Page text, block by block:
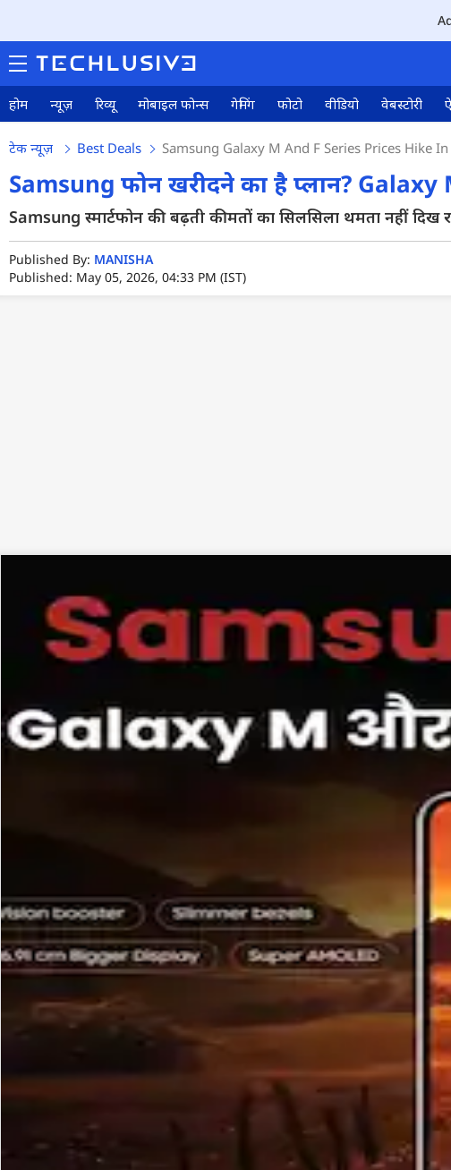
होम न्यूज़ रिव्यू मोबाइल फोन्स गेमिंग फोटो वीडियो वेबस्टोरी
टेक न्यूज़ Best Deals Samsung Galaxy M And F Series Prices Hike
Samsung फोन खरीदने का है प्लान?
Samsung स्मार्टफोन की बढ़ती कीमतों का सिलसिला थमता नहीं
Published By: MANISHA
Published: May 05, 2026, 04:33 PM (IST)